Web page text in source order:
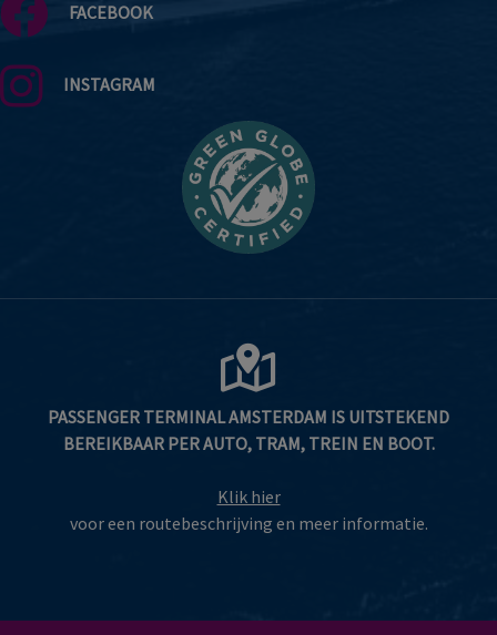
FACEBOOK
INSTAGRAM
PASSENGER TERMINAL AMSTERDAM IS UITSTEKEND
BEREIKBAAR PER AUTO, TRAM, TREIN EN BOOT.
Klik hier
voor een routebeschrijving en meer informatie.